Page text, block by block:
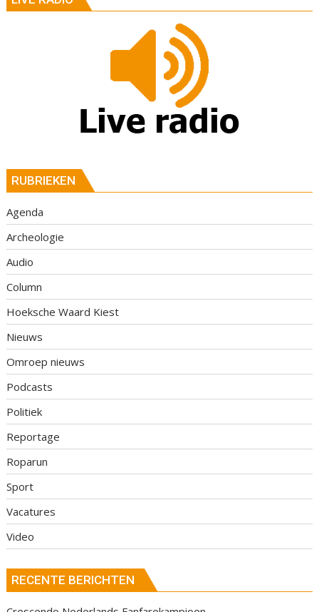
RUBRIEKEN
Agenda
Archeologie
Audio
Column
Hoeksche Waard Kiest
Nieuws
Omroep nieuws
Podcasts
Politiek
Reportage
Roparun
Sport
Vacatures
Video
RECENTE BERICHTEN